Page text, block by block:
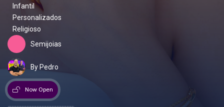
Infantil
Personalizados
Religioso
Semijoias
By Pedro
Now Open